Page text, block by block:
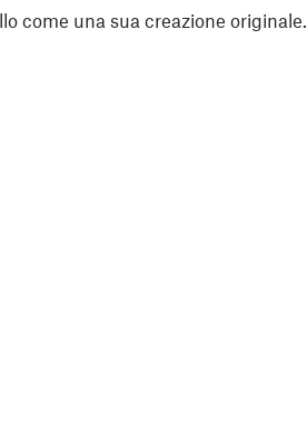
come una sua creazione originale.